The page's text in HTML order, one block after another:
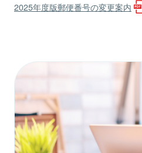
2025年度版郵便番号の変更案内